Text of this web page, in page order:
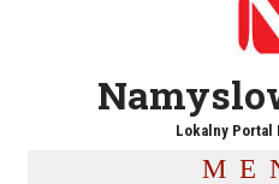
Lokalny Portal